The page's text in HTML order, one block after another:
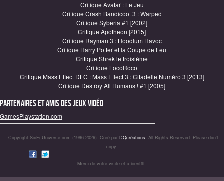
Critique Avatar : Le Jeu
Critique Crash Bandicoot 3 : Warped
Critique Syberia #1 [2002]
Critique Apotheon [2015]
Critique Rayman 3 : Hoodlum Havoc
Critique Harry Potter et la Coupe de Feu
Critique Shrek le troisième
Critique LocoRoco
Critique Mass Effect DLC : Mass Effect 3 : Citadelle Numéro 3 [2013]
Critique Destroy All Humans ! #1 [2005]
Partenaires et amis des jeux vidéo
GamesPlaystation.com
Copyright SciFi-Universe.com (1996-2026). Créé par DQcréations. All Rights Reserved. Please don’t
copy.
Merci de votre visite et à bientôt.